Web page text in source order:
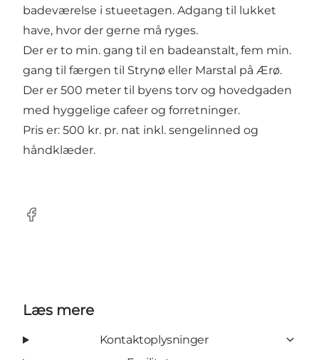
badeværelse i stueetagen. Adgang til lukket
have, hvor der gerne må ryges.
Der er to min. gang til en badeanstalt, fem min.
gang til færgen til Strynø eller Marstal på Ærø.
Der er 500 meter til byens torv og hovedgaden
med hyggelige cafeer og forretninger.
Pris er: 500 kr. pr. nat inkl. sengelinned og
håndklæder.
Facebook
Læs mere
Kontaktoplysninger